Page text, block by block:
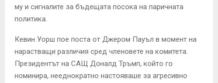
му и сигналите за бъдещата посока на паричната
политика.
Кевин Уорш пое поста от Джером Пауъл в момент на
нарастващи различия сред членовете на комитета.
Президентът на САЩ Доналд Тръмп, който го
номинира, нееднократно настояваше за агресивно